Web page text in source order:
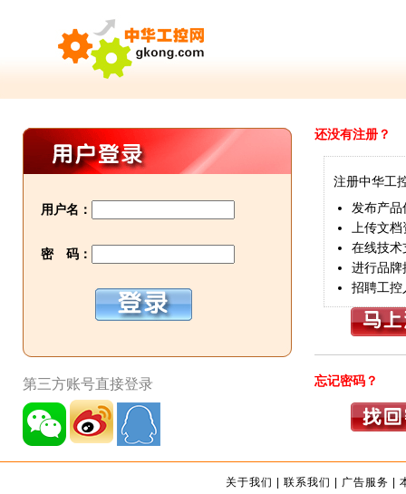
用户名：
密 码：
第三方账号直接登录
还没有注册？
注册中华工
发布产品
上传文档
在线技术
进行品牌
招聘工控
忘记密码？
关于我们 |联系我们 | 广告服务 |